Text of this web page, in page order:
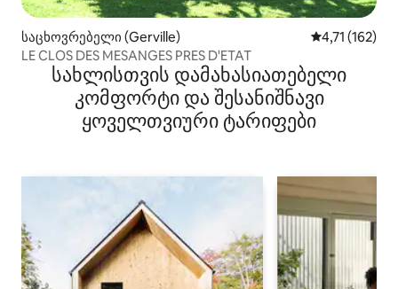
საცხოვრებელი (Gerville) საშუალო
4,71 (162)
LE CLOS DES MESANGES PRES D'ETAT
სახლისთვის დამახასიათებელი
კომფორტი და შესანიშნავი
ყოველთვიური ტარიფები